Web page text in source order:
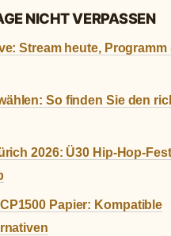
NICHT VERPASSEN
Stream heute, Programm
So finden Sie den
2026: Ü30 Hip-Hop-
Papier: Kompatible